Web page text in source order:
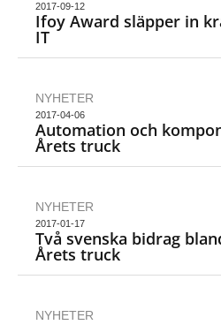
2017-09-12
Ifoy Award släpper in
IT
NYHETER
2017-04-06
Automation och
Årets truck
NYHETER
2017-01-17
Två svenska bidrag
Årets truck
NYHETER